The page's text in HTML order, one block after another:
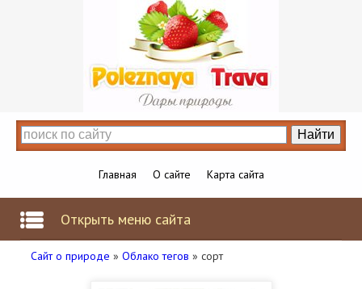
Главная О сайте Карта сайта
Открыть меню сайта
Сайт о природе » Облако тегов » сорт